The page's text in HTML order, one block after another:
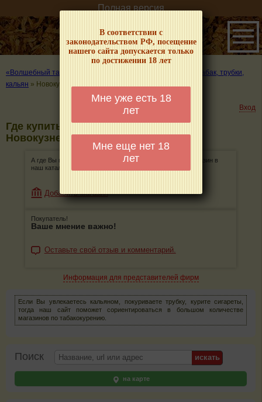
В соответствии с
законодательством РФ, посещение
нашего сайта допускается только
по достижении 18 лет
Мне уже есть 18
лет
Мне еще нет 18
лет
Полная версия
«Волшебный табачок» – о табаке и курении
Где купить табак, трубки,
кальян » Новокузнецк
Вход
Где купить табак, трубки, кальян в
Новокузнецке
А где Вы покупаете табак, трубки, кальян? Добавьте магазин в
наш каталог!
Добавить магазин
Покупатель!
Ваше мнение важно!
Оставьте свой отзыв и комментарий.
Информация для представителей фирм
Если Вы увлекаетесь кальяном, покуриваете трубку, курите сигареты,
тогда наш сайт поможет сориентироваться в большом количестве
магазинов по табакокурению.
Поиск
на карте